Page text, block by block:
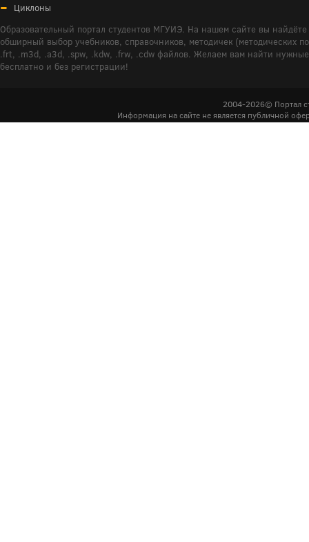
Циклоны
Образовательный портал студентов МГУИЭ. На нашем сайте вы
обширный выбор учебников, справочников, методичек (методических
.frt, .m3d, .a3d, .spw, .kdw, .frw, .cdw файлов. Желаем вам найти
бесплатно и без регистрации!
2004-2026© Портал
Информация на сайте не является публичной